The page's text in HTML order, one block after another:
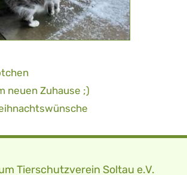
neuen Zuhause ;)
Tierschutzverein Soltau e.V.